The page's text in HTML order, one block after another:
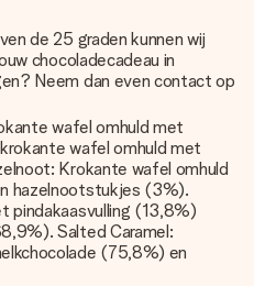
de 25 graden kunnen wij
chocoladecadeau in
Neem dan even contact op
wafel omhuld met
wafel omhuld met
Krokante wafel omhuld
hazelnootstukjes (3%).
pindakaasvulling (13,8%)
Salted Caramel:
(75,8%) en